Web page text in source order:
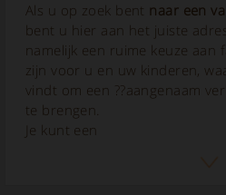
Als u op zoek bent naar een
bent u hier aan het juiste
namelijk een ruime keuze aan
zijn voor u en uw kinderen,
vindt om een ??aangenaam
te brengen.
Je kunt een